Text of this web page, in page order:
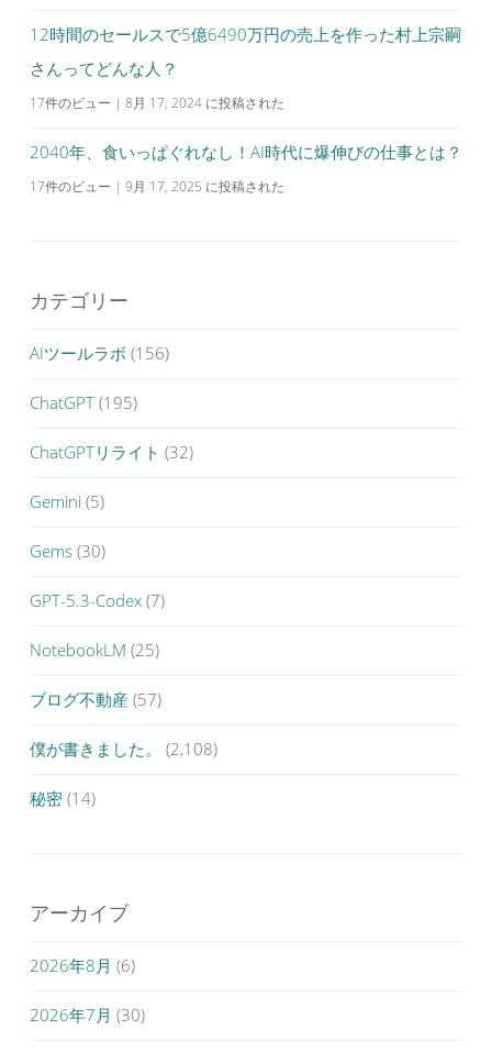
12時間のセールスで5億6490万円の売上を作った村上宗嗣
さんってどんな人？
17件のビュー | 8月 17, 2024 に投稿された
2040年、食いっぱぐれなし！AI時代に爆伸びの仕事とは？
17件のビュー | 9月 17, 2025 に投稿された
カテゴリー
AIツールラボ (156)
ChatGPT (195)
ChatGPTリライト (32)
Gemini (5)
Gems (30)
GPT-5.3-Codex (7)
NotebookLM (25)
ブログ不動産 (57)
僕が書きました。 (2,108)
秘密 (14)
アーカイブ
2026年8月 (6)
2026年7月 (30)